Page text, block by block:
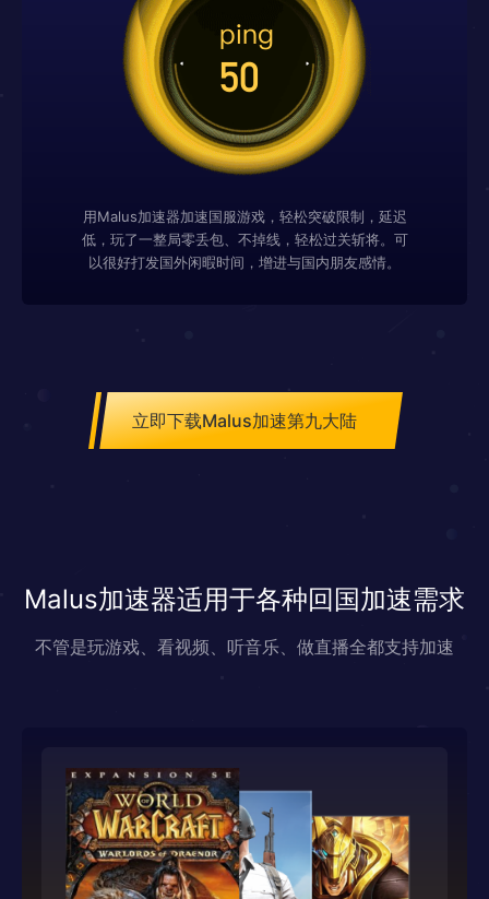
用Malus加速器加速国服游戏，轻松突破限制，延迟
低，玩了一整局零丢包、不掉线，轻松过关斩将。可
以很好打发国外闲暇时间，增进与国内朋友感情。
立即下载Malus加速第九大陆
Malus加速器适用于各种回国加速需求
不管是玩游戏、看视频、听音乐、做直播全都支持加速